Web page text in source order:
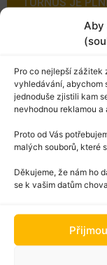
Aby
Pro co nejlepší zážitek
vyhledávání, abychom
jednoduše zjistili kam
nevhodnou reklamou
Proto od Vás
malých souborů, které
Děkujeme, že nám ho
se k vašim datům
Na
slavných z